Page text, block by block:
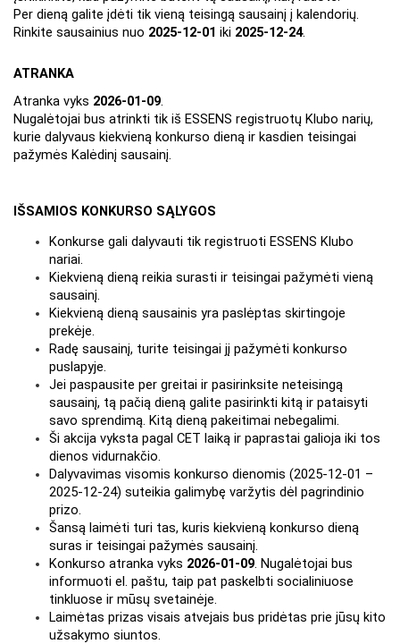
Per dieną galite įdėti tik vieną teisingą sausainį į kalendorių.
Rinkite sausainius nuo 2025-12-01 iki 2025-12-24.
ATRANKA
Atranka vyks 2026-01-09.
Nugalėtojai bus atrinkti tik iš ESSENS registruotų Klubo narių,
kurie dalyvaus kiekvieną konkurso dieną ir kasdien teisingai
pažymės Kalėdinį sausainį.
IŠSAMIOS KONKURSO SĄLYGOS
Konkurse gali dalyvauti tik registruoti ESSENS Klubo
nariai.
Kiekvieną dieną reikia surasti ir teisingai pažymėti vieną
sausainį.
Kiekvieną dieną sausainis yra paslėptas skirtingoje
prekėje.
Radę sausainį, turite teisingai jį pažymėti konkurso
puslapyje.
Jei paspausite per greitai ir pasirinksite neteisingą
sausainį, tą pačią dieną galite pasirinkti kitą ir pataisyti
savo sprendimą. Kitą dieną pakeitimai nebegalimi.
Ši akcija vyksta pagal CET laiką ir paprastai galioja iki tos
dienos vidurnakčio.
Dalyvavimas visomis konkurso dienomis (2025-12-01 –
2025-12-24) suteikia galimybę varžytis dėl pagrindinio
prizo.
Šansą laimėti turi tas, kuris kiekvieną konkurso dieną
suras ir teisingai pažymės sausainį.
Konkurso atranka vyks 2026-01-09 . Nugalėtojai bus
informuoti el. paštu, taip pat paskelbti socialiniuose
tinkluose ir mūsų svetainėje.
Laimėtas prizas visais atvejais bus pridėtas prie jūsų kito
užsakymo siuntos.